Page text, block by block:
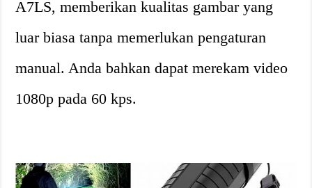
A7LS, memberikan kualitas gambar yang
luar biasa tanpa memerlukan pengaturan
manual. Anda bahkan dapat merekam video
1080p pada 60 kps.